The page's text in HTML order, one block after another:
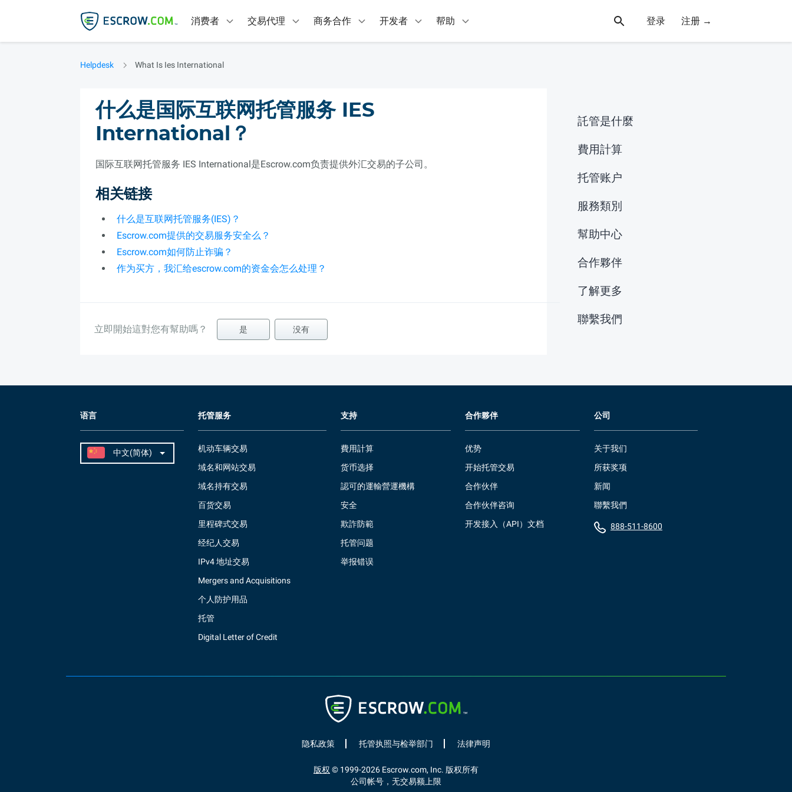
消费者 交易代理 商务合作 开发者 帮助 登录 注册 →
Helpdesk What Is Ies International
什么是国际互联网托管服务 IES
International？
国际互联网托管服务 IES International是Escrow.com负责提供外汇交易的子公司。
相关链接
什么是互联网托管服务(IES)？
Escrow.com提供的交易服务安全么？
Escrow.com如何防止诈骗？
作为买方，我汇给escrow.com的资金会怎么处理？
立即開始這對您有幫助嗎？ 是 没有
託管是什麼
費用計算
托管账户
服務類別
幫助中心
合作夥伴
了解更多
聯繫我們
语言 托管服务
机动车辆交易
域名和网站交易
域名持有交易
百货交易
里程碑式交易
经纪人交易
IPv4 地址交易
Mergers and Acquisitions
个人防护用品
托管
Digital Letter of Credit
支持
費用計算
货币选择
認可的運輸營運機構
安全
欺詐防範
托管问题
举报错误
合作夥伴
优势
开始托管交易
合作伙伴
合作伙伴咨询
开发接入（API）文档
公司
关于我们
所获奖项
新闻
聯繫我們
888-511-8600
隐私政策 托管执照与检举部门 法律声明
版权 © 1999-2026 Escrow.com, Inc. 版权所有
公司帐号，无交易额上限